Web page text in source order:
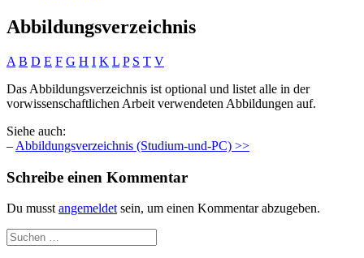
Abbildungsverzeichnis
A B D E F G H I K L P S T V
Das Abbildungsverzeichnis ist optional und listet alle in der
vorwissenschaftlichen Arbeit verwendeten Abbildungen auf.
Siehe auch:
– Abbildungsverzeichnis (Studium-und-PC) >>
Schreibe einen Kommentar
Du musst angemeldet sein, um einen Kommentar abzugeben.
Suchen
nach: